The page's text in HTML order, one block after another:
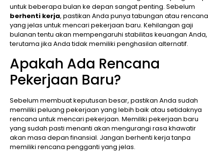
untuk beberapa bulan ke depan sangat penting. Sebelum
berhenti kerja, pastikan Anda punya tabungan atau rencana
yang jelas untuk mencari pekerjaan baru. Kehilangan gaji
bulanan tentu akan mempengaruhi stabilitas keuangan Anda,
terutama jika Anda tidak memiliki penghasilan alternatif.
Apakah Ada Rencana
Pekerjaan Baru?
Sebelum membuat keputusan besar, pastikan Anda sudah
memiliki peluang pekerjaan yang lebih baik atau setidaknya
rencana untuk mencari pekerjaan. Memiliki pekerjaan baru
yang sudah pasti menanti akan mengurangi rasa khawatir
akan masa depan finansial. Jangan berhenti kerja tanpa
memiliki rencana pengganti yang jelas.